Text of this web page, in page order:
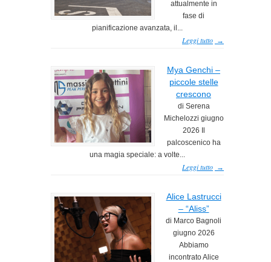
attualmente in
fase di
pianificazione avanzata, il...
Leggi tutto →
Mya Genchi –
piccole stelle
crescono
di Serena
Michelozzi giugno
2026 Il
palcoscenico ha
una magia speciale: a volte...
Leggi tutto →
Alice Lastrucci
– “Aliss”
di Marco Bagnoli
giugno 2026
Abbiamo
incontrato Alice